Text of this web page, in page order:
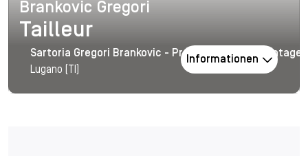
Brankovic Gregori
Brankovic Gregori
Tailleur
Sartoria Gregori Brankovic - Presso inperfetta vintage
Lugano (TI)
Informationen